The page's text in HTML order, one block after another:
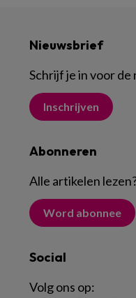
Nieuwsbrief
Schrijf je in voor
Inschrijven
Abonneren
Alle artikelen lezen
Word abonnee
Social
Volg ons op: